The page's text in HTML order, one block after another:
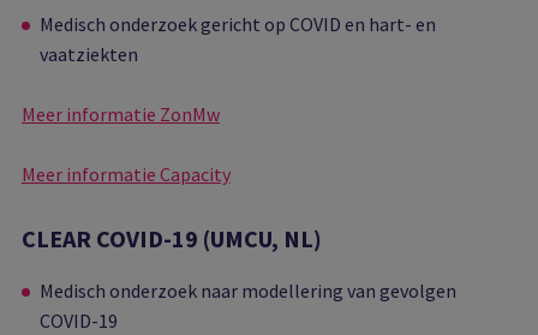
Medisch onderzoek gericht op COVID en hart- en
vaatziekten
Meer informatie ZonMw
Meer informatie Capacity
CLEAR COVID-19 (UMCU, NL)
Medisch onderzoek naar modellering van gevolgen
COVID-19